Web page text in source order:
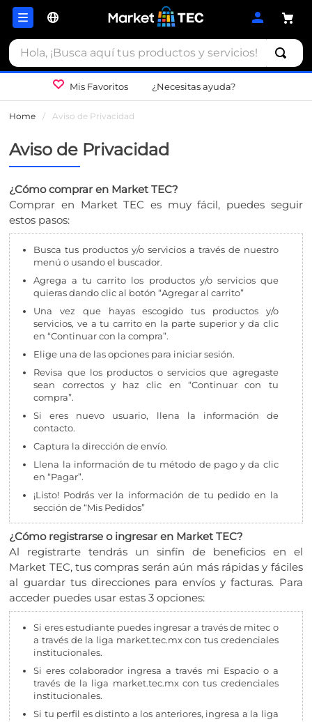
Hola, ¡Busca aquí tus productos y servicios!
Mis Favoritos ¿Necesitas ayuda?
Home / Aviso de Privacidad
Aviso de Privacidad
¿Cómo comprar en Market TEC?
Comprar en Market TEC es muy fácil, puedes seguir
estos pasos:
Busca tus productos y/o servicios a través de nuestro
menú o usando el buscador.
Agrega a tu carrito los productos y/o servicios que
quieras dando clic al botón “Agregar al carrito”
Una vez que hayas escogido tus productos y/o
servicios, ve a tu carrito en la parte superior y da clic
en “Continuar con la compra”.
Elige una de las opciones para iniciar sesión.
Revisa que los productos o servicios que agregaste
sean correctos y haz clic en “Continuar con tu
compra”.
Si eres nuevo usuario, llena la información de
contacto.
Captura la dirección de envío.
Llena la información de tu método de pago y da clic
en “Pagar”.
¡Listo! Podrás ver la información de tu pedido en la
sección de “Mis Pedidos”
¿Cómo registrarse o ingresar en Market TEC?
Al registrarte tendrás un sinfín de beneficios en el
Market TEC, tus compras serán aún más rápidas y fáciles
al guardar tus direcciones para envíos y facturas. Para
acceder puedes usar estas 3 opciones:
Si eres estudiante puedes ingresar a través de mitec o
a través de la liga market.tec.mx con tus credenciales
institucionales.
Si eres colaborador ingresa a través mi Espacio o a
través de la liga market.tec.mx con tus credenciales
institucionales.
Si tu perfil es distinto a los anteriores, ingresa a la liga